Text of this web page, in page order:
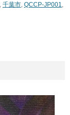
千葉市 QCCP-JP001